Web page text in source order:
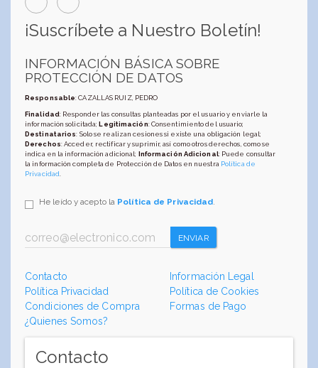
¡Suscríbete a Nuestro Boletín!
INFORMACIÓN BÁSICA SOBRE
PROTECCIÓN DE DATOS
Responsable: CAZALLAS RUIZ, PEDRO
Finalidad: Responder las consultas planteadas por el usuario y enviarle la
información solicitada;Legitimación: Consentimiento del usuario;
Destinatarios: Solo se realizan cesiones si existe una obligación legal;
Derechos: Acceder, rectificar y suprimir, así como otros derechos, como se
indica en la información adicional; Información Adicional: Puede consultar
la información completa de Protección de Datos en nuestra Política de
Privacidad
He leído y acepto la Política de Privacidad.
ENVIAR
Contacto
Información Legal
Política Privacidad
Política de Cookies
Condiciones de Compra
Formas de Pago
¿Quienes Somos?
Contacto